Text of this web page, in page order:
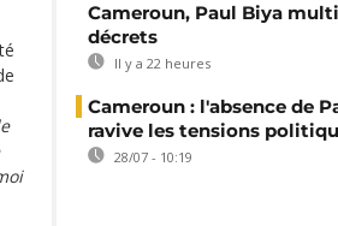
Cameroun, Paul Biya
décrets
Il y a 22 heures
Cameroun : l'absence de
ravive les tensions
28/07 - 10:19